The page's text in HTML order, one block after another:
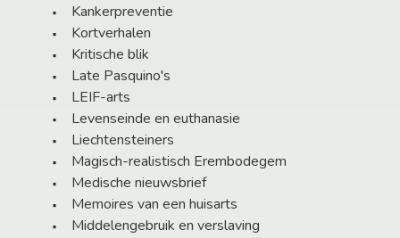
Kankerpreventie
Kortverhalen
Kritische blik
Late Pasquino's
LEIF-arts
Levenseinde en euthanasie
Liechtensteiners
Magisch-realistisch Erembodegem
Medische nieuwsbrief
Memoires van een huisarts
Middelengebruik en verslaving